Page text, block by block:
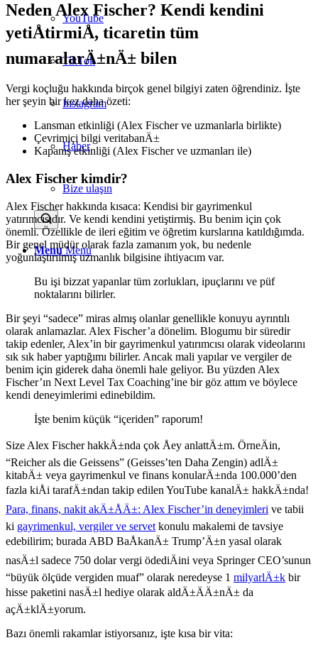
YouTube
TikTok
Instagram
Haber
Bize ulaşın
Menu Menu
Neden Alex Fischer? Kendi kendini
yetiÅtirmiÅ, ticaretin tüm
numaralarÄ±nÄ± bilen
Vergi koçluğu hakkında birçok genel bilgiyi zaten öğrendiniz. İşte
her şeyin bir kez daha özeti:
Lansman etkinliği (Alex Fischer ve uzmanlarla birlikte)
Çevrimiçi bilgi veritabanÄ±
Kapanış etkinliği (Alex Fischer ve uzmanları ile)
Alex Fischer kimdir?
Alex Fischer hakkında kısaca: Kendisi bir gayrimenkul
yatırımcısıdır. Ve kendi kendini yetiştirmiş. Bu benim için çok
önemli. Özellikle de ileri eğitim ve öğretim kurslarına katıldığımda.
Bir genel müdür olarak fazla zamanım yok, bu nedenle
yoğunlaştırılmış uzmanlık bilgisine ihtiyacım var.
Bu işi bizzat yapanlar tüm zorlukları, ipuçlarını ve püf
noktalarını bilirler.
Bir şeyi “sadece” miras almış olanlar genellikle konuyu ayrıntılı
olarak anlamazlar. Alex Fischer’a dönelim. Blogumu bir süredir
takip edenler, Alex’in bir gayrimenkul yatırımcısı olarak videolarını
sık sık haber yaptığımı bilirler. Ancak mali yapılar ve vergiler de
benim için giderek daha önemli hale geliyor. Bu yüzden Alex
Fischer’ın Next Level Tax Coaching’ine bir göz attım ve böylece
kendi deneyimlerimi edinebildim.
İşte benim küçük “içeriden” raporum!
Size Alex Fischer hakkÄ±nda çok Åey anlattÄ±m. ÖrneÄin,
“Reicher als die Geissens” (Geisses’ten Daha Zengin) adlÄ±
kitabÄ± veya gayrimenkul ve finans konularÄ±nda 100.000’den
fazla kiÅi tarafÄ±ndan takip edilen YouTube kanalÄ± hakkÄ±nda!
Para, finans, nakit akÄ±ÅÄ±: Alex Fischer’in deneyimleri ve tabii
ki gayrimenkul, vergiler ve servet konulu makalemi de tavsiye
edebilirim; burada ABD BaÅkanÄ± Trump’Ä±n yasal olarak
nasÄ±l sadece 750 dolar vergi ödediÄini veya Springer CEO’sunun
“büyük ölçüde vergiden muaf” olarak neredeyse 1 milyarlÄ±k bir
hisse paketini nasÄ±l hediye olarak aldÄ±ÄÄ±nÄ± da
açÄ±klÄ±yorum.
Bazı önemli rakamlar istiyorsanız, işte kısa bir vita: